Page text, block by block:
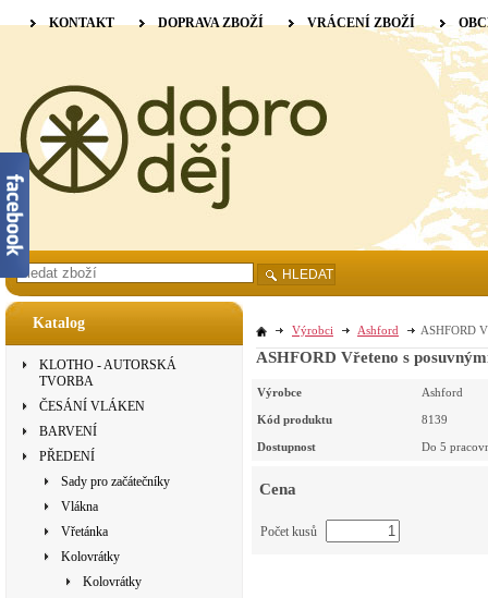
Katalog
KLOTHO - AUTORSKÁ
TVORBA
ČESÁNÍ VLÁKEN
BARVENÍ
PŘEDENÍ
Sady pro začátečníky
Vlákna
Vřetánka
Kolovrátky
Kolovrátky
Výrobci Ashford ASHFORD
ASHFORD Vřeteno s
Výrobce Ashford
Kód produktu 8139
Dostupnost Do 5
Cena
Počet kusů
KONTAKT DOPRAVA ZBOŽÍ VRÁCENÍ ZBOŽÍ
HLEDAT